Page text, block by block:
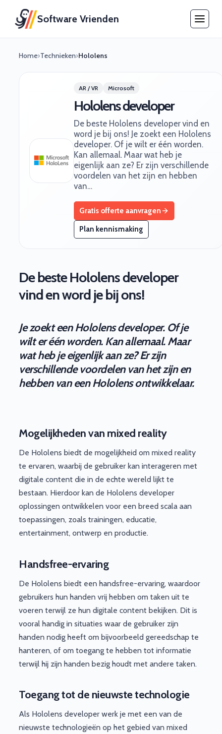
Software Vrienden
Home›Technieken›Hololens
AR / VR Microsoft
Hololens developer
De beste Hololens developer vind en
word je bij ons! Je zoekt een Hololens
developer. Of je wilt er één worden.
Kan allemaal. Maar wat heb je
eigenlijk aan ze? Er zijn verschillende
voordelen van het zijn en hebben
van…
Gratis offerte aanvragen
Plan kennismaking
De beste Hololens developer
vind en word je bij ons!
Je zoekt een Hololens developer. Of je
wilt er één worden. Kan allemaal. Maar
wat heb je eigenlijk aan ze? Er zijn
verschillende voordelen van het zijn en
hebben van een Hololens ontwikkelaar.
Mogelijkheden van mixed reality
De Hololens biedt de mogelijkheid om mixed reality
te ervaren, waarbij de gebruiker kan interageren met
digitale content die in de echte wereld lijkt te
bestaan. Hierdoor kan de Hololens developer
oplossingen ontwikkelen voor een breed scala aan
toepassingen, zoals trainingen, educatie,
entertainment, ontwerp en productie.
Handsfree-ervaring
De Hololens biedt een handsfree-ervaring, waardoor
gebruikers hun handen vrij hebben om taken uit te
voeren terwijl ze hun digitale content bekijken. Dit is
vooral handig in situaties waar de gebruiker zijn
handen nodig heeft om bijvoorbeeld gereedschap te
hanteren, of om toegang te hebben tot informatie
terwijl hij zijn handen bezig houdt met andere taken.
Toegang tot de nieuwste technologie
Als Hololens developer werk je met een van de
nieuwste technologieën op het gebied van mixed